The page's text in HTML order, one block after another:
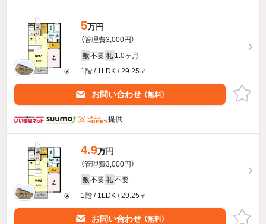
5万円
（管理費3,000円）
敷 不要 礼 1.0ヶ月
1階 / 1LDK / 29.25㎡
お問い合わせ （無料）
提供
4.9万円
（管理費3,000円）
敷 不要 礼 不要
1階 / 1LDK / 29.25㎡
お問い合わせ （無料）